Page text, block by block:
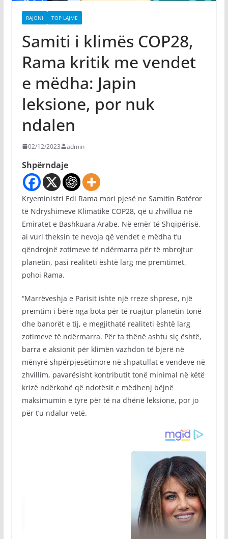
RAJONI TOP LAJME
Samiti i klimës COP28,
Rama kritik me vendet
e mëdha: Japin
leksione, por nuk
ndalen
02/12/2023 admin
Shpërndaje
Kryeministri Edi Rama mori pjesë ne Samitin Botëror
të Ndryshimeve Klimatike COP28, që u zhvillua në
Emiratet e Bashkuara Arabe. Në emër të Shqipërisë,
ai vuri theksin te nevoja që vendet e mëdha t’u
qëndrojnë zotimeve të ndërmarra për të mbrojtur
planetin, pasi realiteti është larg me premtimet,
pohoi Rama.
“Marrëveshja e Parisit ishte një rreze shprese, një
premtim i bërë nga bota për të ruajtur planetin tonë
dhe banorët e tij, e megjithatë realiteti është larg
zotimeve të ndërmarra. Për ta thënë ashtu siç është,
barra e aksionit për klimën vazhdon të bjerë në
mënyrë shpërpjesëtimore në shpatullat e vendeve në
zhvillim, pavarësisht kontributit tonë minimal në këtë
krizë ndërkohë që ndotësit e mëdhenj bëjnë
maksimumin e tyre për të na dhënë leksione, por jo
për t’u ndalur vetë.